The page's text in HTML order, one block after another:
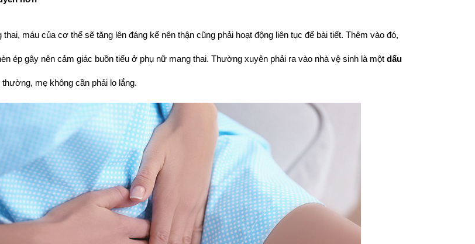
máu của cơ thể sẽ tăng lên đáng kể nên thận cũng phải hoạt động liên tục để bài tiết. Thêm vào đó,
ép gây nên cảm giác buồn tiểu ở phụ nữ mang thai. Thường xuyên phải ra vào nhà vệ sinh là một dấu
thường, mẹ không cần phải lo lắng.